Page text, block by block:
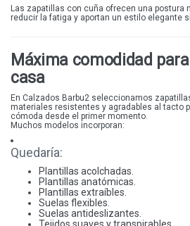
Las zapatillas con cuña ofrecen una postura
reducir la fatiga y aportan un estilo elegante
Máxima comodidad
casa
En Calzados Barbu2 seleccionamos
materiales resistentes y agradables al tacto
cómoda desde el primer momento.
Muchos modelos incorporan:
Quedaría:
Plantillas acolchadas.
Plantillas anatómicas.
Plantillas extraíbles.
Suelas flexibles.
Suelas antideslizantes.